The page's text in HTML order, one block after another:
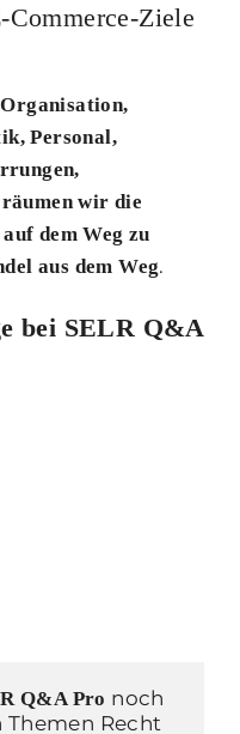
Ziele
Personal,
wir die
dem Weg zu
aus dem Weg.
bei SELR Q&A
Q&A Pro noch
Recht